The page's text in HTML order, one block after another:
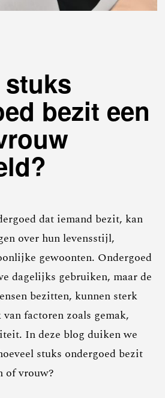
stuks
bezit een
dat iemand bezit, kan
over hun levensstijl,
gewoonten. Ondergoed
dagelijks gebruiken, maar de
bezitten, kunnen sterk
factoren zoals gemak,
In deze blog duiken we
stuks ondergoed bezit
of vrouw?